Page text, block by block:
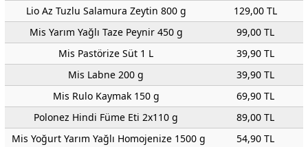
Lio Az Tuzlu Salamura Zeytin 800 g
129,00 TL
Mis Yarım Yağlı Taze Peynir 450 g
99,00 TL
Mis Pastörize Süt 1 L
39,90 TL
Mis Labne 200 g
39,90 TL
Mis Rulo Kaymak 150 g
69,90 TL
Polonez Hindi Füme Eti 2x110 g
89,00 TL
Mis Yoğurt Yarım Yağlı Homojenize 1500 g
54,90 TL